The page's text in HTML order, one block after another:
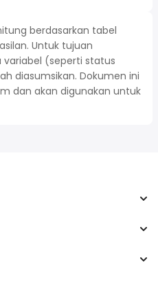
berdasarkan tabel
Untuk tujuan
(seperti status
diasumsikan. Dokumen ini
dan akan digunakan untuk